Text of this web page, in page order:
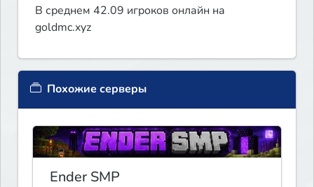
В среднем 42.09 игроков онлайн на
goldmc.xyz
Похожие серверы
Ender SMP